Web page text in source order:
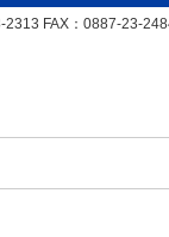
FAX：0887-23-